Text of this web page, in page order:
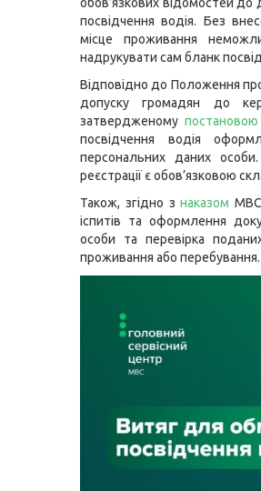
посвідчення водія. Без
місце проживання
надрукувати сам бланк
Відповідно до Положення
допуску громадян до
затвердженому постановою
посвідчення водія
персональних даних
реєстрації є обов’язковою
Також, згідно знаказом МВС
іспитів та оформлення
особи та перевірка
проживання або перебування.